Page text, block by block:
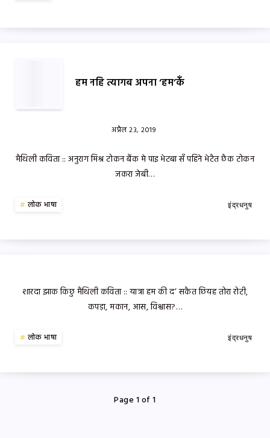
हम नहि त्यागब अपना ‘हम’केँ
अप्रैल 23, 2019
मैथिली कविता :: अनुराग मिश्र टोकन बैंक मे पाइ भेटबा सँ पहिने भेटैत छैक टोकन
जकरा जेबी…
लोक भाषा इंद्रधनुष
शारदा झाक किछु मैथिली कविता :: यात्रा हम की द’ सकैत छियह तोरा रोटी,
कपड़ा, मकान, आस, विश्वास?…
लोक भाषा इंद्रधनुष
Page 1 of 1